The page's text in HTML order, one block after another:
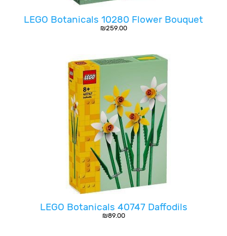
LEGO Botanicals 10280 Flower Bouquet
₪259.00
LEGO Botanicals 40747 Daffodils
₪89.00